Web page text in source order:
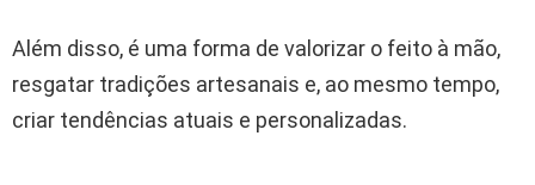
Além disso, é uma forma de valorizar o feito à mão,
resgatar tradições artesanais e, ao mesmo tempo,
criar tendências atuais e personalizadas.